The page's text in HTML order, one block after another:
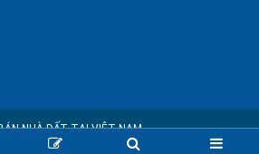
NHÀ ĐẤT TẠI VIỆT NAM
© 2025 Nhà Đất Alo